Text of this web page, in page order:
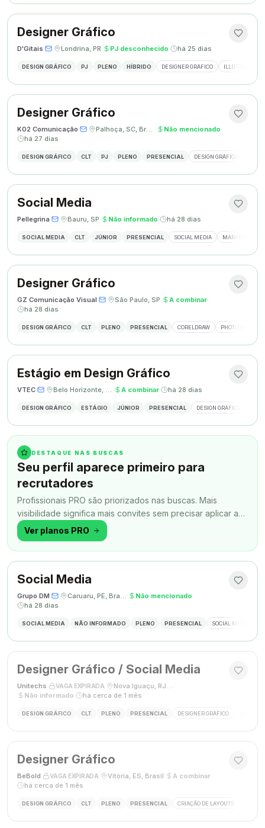
Designer Gráfico
D'Gitais· · Londrina, PR· PJ desconhecido· há 25 dias
DESIGN GRÁFICO PJ PLENO HÍBRIDO DESIGNER GRÁFICO ILLUSTRATOR
Designer Gráfico
K02 Comunicação· · Palhoça, SC, Brasil · Não mencionado·
há 27 dias
DESIGN GRÁFICO CLT PJ PLENO PRESENCIAL DESIGN GRÁFICO
Social Media
Pellegrina· · Bauru, SP· Não informado· há 28 dias
SOCIAL MEDIA CLT JÚNIOR PRESENCIAL SOCIAL MEDIA MARKETING
Designer Gráfico
GZ Comunicação Visual· · São Paulo, SP· A combinar·
há 28 dias
DESIGN GRÁFICO CLT PLENO PRESENCIAL CORELDRAW PHOTOSHOP
Estágio em Design Gráfico
VTEC· · Belo Horizonte, MG · A combinar· há 28 dias
DESIGN GRÁFICO ESTÁGIO JÚNIOR PRESENCIAL DESIGN GRÁFICO
DESTAQUE NAS BUSCAS
Seu perfil aparece primeiro para
recrutadores
Profissionais PRO são priorizados nas buscas. Mais
visibilidade significa mais convites sem precisar aplicar a
todo momento.
Ver planos PRO
Social Media
Grupo DM· · Caruaru, PE, Brasil· Não mencionado·
há 28 dias
SOCIAL MEDIA NÃO INFORMADO PLENO PRESENCIAL SOCIAL MEDIA
Designer Gráfico / Social Media
Unitechs VAGA EXPIRADA Nova Iguaçu, RJ, Brasil
Não informado
há cerca de 1 mês
DESIGN GRÁFICO CLT PLENO PRESENCIAL DESIGNER GRÁFICO
Designer Gráfico
BeBold VAGA EXPIRADA Vitória, ES, Brasil A combinar·
há cerca de 1 mês
DESIGN GRÁFICO CLT PLENO PRESENCIAL CRIAÇÃO DE LAYOUTS